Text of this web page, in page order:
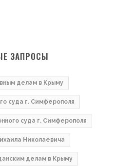
ЗАПРОСЫ
делам в Крыму
суда г. Симферополя
суда г. Симферополя
Николаевича
делам в Крыму